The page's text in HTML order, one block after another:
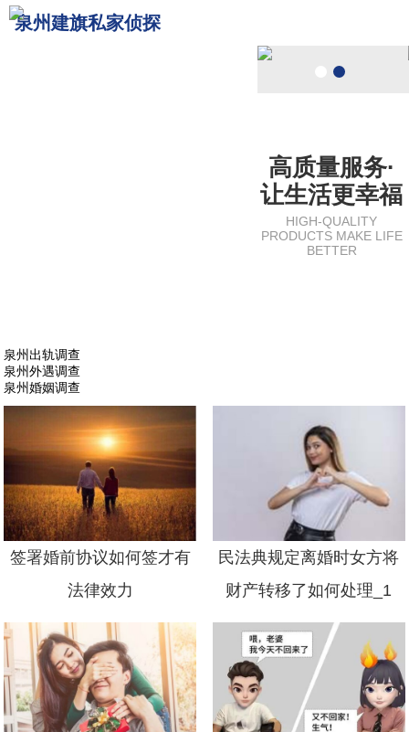
泉州建旗私家侦探
高质量服务·
让生活更幸福
HIGH-QUALITY
PRODUCTS MAKE LIFE
BETTER
泉州出轨调查
泉州外遇调查
泉州婚姻调查
签署婚前协议如何签才有
法律效力
民法典规定离婚时女方将
财产转移了如何处理_1